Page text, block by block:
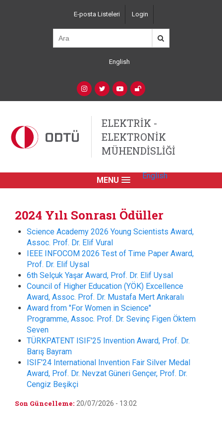
Top
Left
Navigation
E-posta Listeleri Login
Switcher
(Custom)
English
Social
ELEKTRİK -
ELEKTRONİK
MÜHENDİSLİĞİ
MENU
English
English
2024 Yılı Sonrası Ödüller
Science Academy 2026 Young Scientists Award,
Assoc. Prof. Dr. Elif Vural
IEEE INFOCOM 2026 Test of Time Paper Award,
Prof. Dr. Elif Uysal
6th Selçuk Yaşar Award, Prof. Dr. Elif Uysal
Council of Higher Education (YÖK) Excellence
Award, Assoc. Prof. Dr. Mustafa Mert Ankaralı
Award from "For Women in Science"
Programme, Assoc. Prof. Dr. Sevinç Figen Öktem
Seven
TÜRKPATENT ISIF'25 Invention Award, Prof. Dr.
Barış Bayram
ISIF'24 International Invention Fair Silver Medal
Award, Prof. Dr. Nevzat Güneri Gençer, Prof. Dr.
Cengiz Beşikçi
Son Güncelleme: 20/07/2026 - 13:02